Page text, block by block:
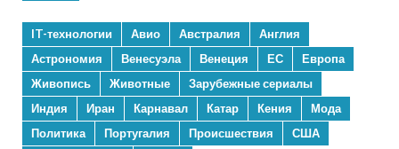
IT-технологии Авио Австралия
Англия
Астрономия
Венесуэла Венеция ЕС
Европа
Живопись
Животные
Зарубежные сериалы
Индия
Иран Карнавал Катар Кения
Мода
Политика
Португалия Происшествия
США